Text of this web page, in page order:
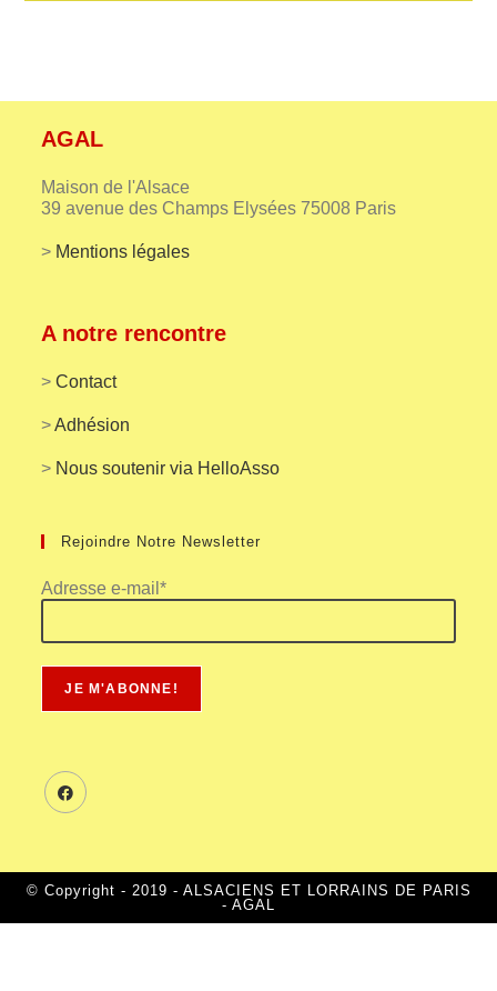
AGAL
Maison de l'Alsace
39 avenue des Champs Elysées 75008 Paris
> Mentions légales
A notre rencontre
>Contact
>Adhésion
> Nous soutenir via HelloAsso
Rejoindre Notre Newsletter
Adresse e-mail*
© Copyright - 2019 - ALSACIENS ET LORRAINS DE PARIS
- AGAL